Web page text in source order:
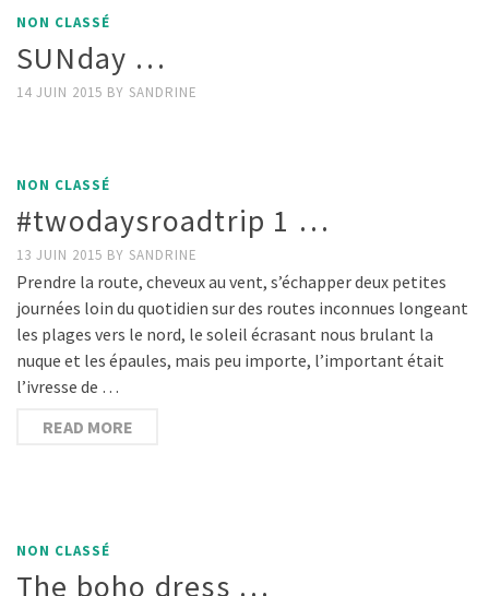
NON CLASSÉ
SUNday …
14 JUIN 2015 BY SANDRINE
NON CLASSÉ
#twodaysroadtrip 1 …
13 JUIN 2015 BY SANDRINE
Prendre la route, cheveux au vent, s’échapper deux petites
journées loin du quotidien sur des routes inconnues longeant
les plages vers le nord, le soleil écrasant nous brulant la
nuque et les épaules, mais peu importe, l’important était
l’ivresse de …
READ MORE
NON CLASSÉ
The boho dress …